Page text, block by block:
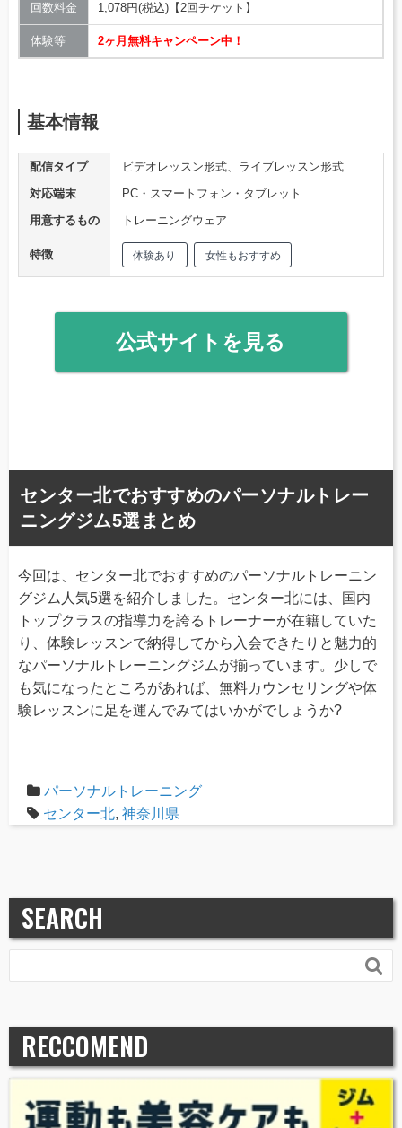
回数料金 1,078円(税込)【2回チケット】
体験等 2ヶ月無料キャンペーン中！
基本情報
配信タイプ
ビデオレッスン形式、ライブレッスン形式
対応端末
PC・スマートフォン・タブレット
用意するもの
トレーニングウェア
特徴 体験あり 女性もおすすめ
公式サイトを見る
センター北でおすすめのパーソナルトレー
ニングジム5選まとめ
今回は、センター北でおすすめのパーソナルトレーニン
グジム人気5選を紹介しました。センター北には、国内
トップクラスの指導力を誇るトレーナーが在籍していた
り、体験レッスンで納得してから入会できたりと魅力的
なパーソナルトレーニングジムが揃っています。少しで
も気になったところがあれば、無料カウンセリングや体
験レッスンに足を運んでみてはいかがでしょうか?
パーソナルトレーニング
センター北, 神奈川県
SEARCH

RECCOMEND